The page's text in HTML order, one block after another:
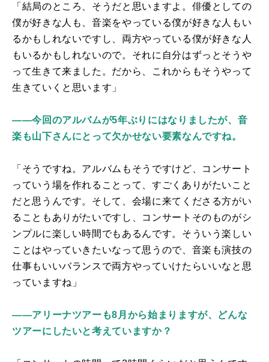
「結局のところ、そうだと思いますよ。俳優としての
僕が好きな人も、音楽をやっている僕が好きな人もい
るかもしれないですし、両方やっている僕が好きな人
もいるかもしれないので。それに自分はずっとそうや
って生きて来ました。だから、これからもそうやって
生きていくと思います」
――今回のアルバムが5年ぶりにはなりましたが、音
楽も山下さんにとって欠かせない要素なんですね。
「そうですね。アルバムもそうですけど、コンサート
っていう場を作れることって、すごくありがたいこと
だと思うんです。そして、会場に来てくださる方がい
ることもありがたいですし、コンサートそのものがシ
ンプルに楽しい時間でもあるんです。そういう楽しい
ことはやっていきたいなって思うので、音楽も演技の
仕事もいいバランスで両方やっていけたらいいなと思
っていますね」
――アリーナツアーも8月から始まりますが、どんな
ツアーにしたいと考えていますか？